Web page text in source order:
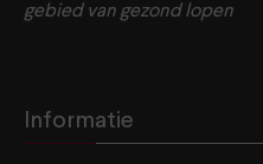
gebied van gezond lopen
Informatie